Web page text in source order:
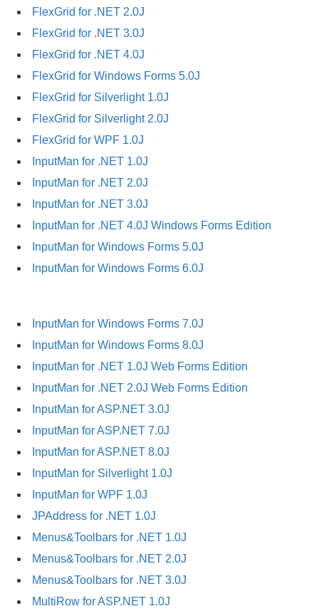
FlexGrid for .NET 2.0J
FlexGrid for .NET 3.0J
FlexGrid for .NET 4.0J
FlexGrid for Windows Forms 5.0J
FlexGrid for Silverlight 1.0J
FlexGrid for Silverlight 2.0J
FlexGrid for WPF 1.0J
InputMan for .NET 1.0J
InputMan for .NET 2.0J
InputMan for .NET 3.0J
InputMan for .NET 4.0J Windows Forms Edition
InputMan for Windows Forms 5.0J
InputMan for Windows Forms 6.0J
InputMan for Windows Forms 7.0J
InputMan for Windows Forms 8.0J
InputMan for .NET 1.0J Web Forms Edition
InputMan for .NET 2.0J Web Forms Edition
InputMan for ASP.NET 3.0J
InputMan for ASP.NET 7.0J
InputMan for ASP.NET 8.0J
InputMan for Silverlight 1.0J
InputMan for WPF 1.0J
JPAddress for .NET 1.0J
Menus&Toolbars for .NET 1.0J
Menus&Toolbars for .NET 2.0J
Menus&Toolbars for .NET 3.0J
MultiRow for ASP.NET 1.0J